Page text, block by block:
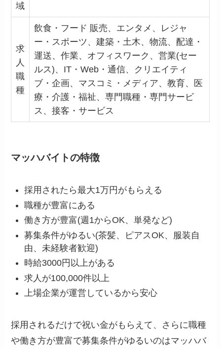
域
求
人
職
種
飲食・フード 販売、エンタメ、レジャ
ー・スポーツ、建築・土木、物流、配達・
運送、作業、オフィスワーク、営業(セー
ルス)、IT・Web・通信、クリエイティ
ブ・企画、マスコミ・メディア、教育、医
療・介護・福祉、専門職種・専門サービ
ス、接客・サービス
マッハバイトの特徴
採用されたら最大1万円がもらえる
職種が豊富にある
働き方が豊富(週1からOK、単発など)
募集条件がゆるい(茶髪、ピアスOK、服装自
由、未経験者歓迎)
時給3000円以上がある
求人が100,000件以上
上場企業が運営しているから安心
採用されるだけで祝い金がもらえて、さらに職種
や働き方が豊富で募集条件がゆるいのはマッハバ